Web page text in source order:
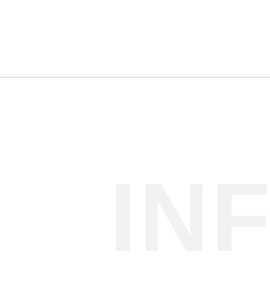
' ' (this will throw an Error in